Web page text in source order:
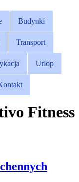
Budynki
Transport
Urlop
Fitness